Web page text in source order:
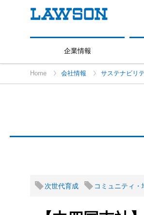
企業情報
Home 会社情報 サステナビリ
次世代育成 コミュニティ・